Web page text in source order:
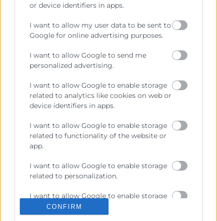
or device identifiers in apps.
I want to allow my user data to be sent to
Google for online advertising purposes.
I want to allow Google to send me
personalized advertising.
I want to allow Google to enable storage
related to analytics like cookies on web or
device identifiers in apps.
I want to allow Google to enable storage
related to functionality of the website or
app.
I want to allow Google to enable storage
related to personalization.
I want to allow Google to enable storage
related to security, including
authentication functionality and fraud
CONFIRM
Recursos
Sobre la Cámara
Transparencia
Precio mesa citricos
Enlaces de Interés
Fondos Estructurales
Canal de Denuncia
Contacto